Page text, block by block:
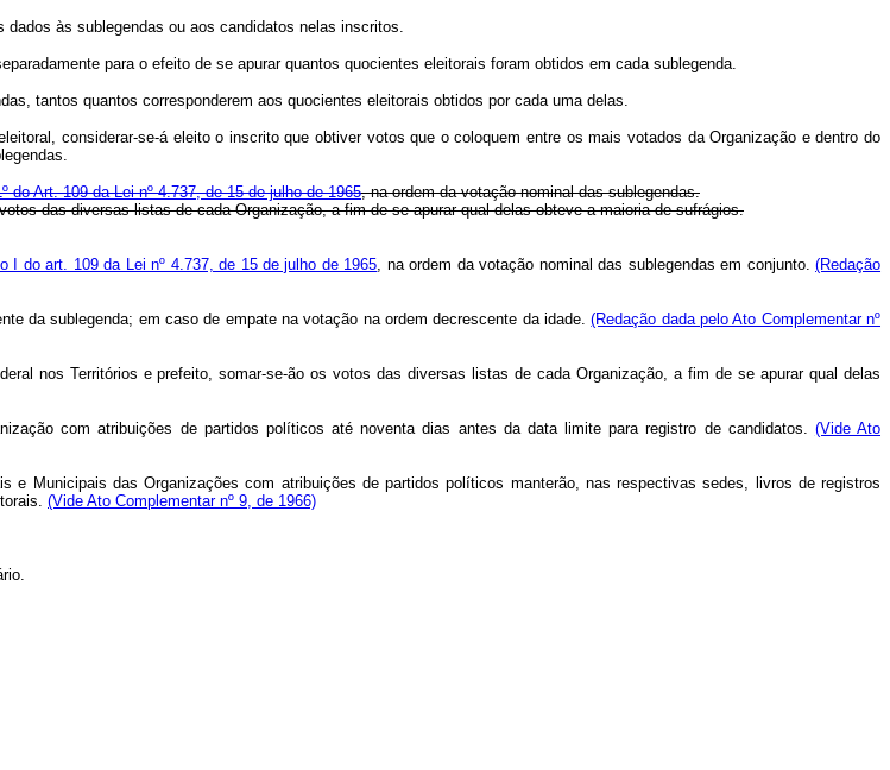
às sublegendas ou aos candidatos nelas inscritos.
para o efeito de se apurar quantos quocientes eleitorais foram obtidos em cada sublegenda.
tantos quantos corresponderem aos quocientes eleitorais obtidos por cada uma delas.
considerar-se-á eleito o inscrito que obtiver votos que o coloquem entre os mais votados da Organização e dentro do
do Art. 109 da Lei nº 4.737, de 15 de julho de 1965, na ordem da votação nominal das sublegendas.
das diversas listas de cada Organização, a fim de se apurar qual delas obteve a maioria de sufrágios.
I do art. 109 da Lei nº 4.737, de 15 de julho de 1965, na ordem da votação nominal das sublegendas em conjunto.(Redação
da sublegenda; em caso de empate na votação na ordem decrescente da idade.(Redação dada pelo Ato Complementar nº
nos Territórios e prefeito, somar‑se‑ão os votos das diversas listas de cada Organização, a fim de se apurar qual delas
com atribuições de partidos políticos até noventa dias antes da data limite para registro de candidatos. (Vide Ato
e Municipais das Organizações com atribuições de partidos políticos manterão, nas respectivas sedes, livros de registros
(Vide Ato Complementar nº 9, de 1966)